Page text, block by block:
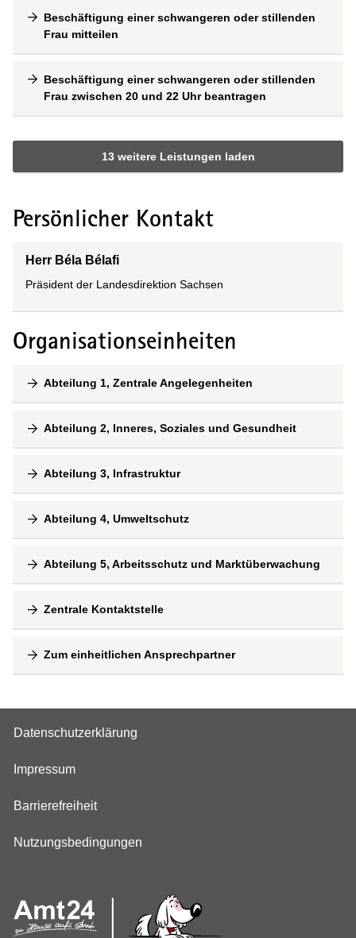
Beschäftigung einer schwangeren oder stillenden
Frau mitteilen
Beschäftigung einer schwangeren oder stillenden
Frau zwischen 20 und 22 Uhr beantragen
13 weitere Leistungen laden
Persönlicher Kontakt
Herr Béla Bélafi
Präsident der Landesdirektion Sachsen
Organisationseinheiten
Abteilung 1, Zentrale Angelegenheiten
Abteilung 2, Inneres, Soziales und Gesundheit
Abteilung 3, Infrastruktur
Abteilung 4, Umweltschutz
Abteilung 5, Arbeitsschutz und Marktüberwachung
Zentrale Kontaktstelle
Zum einheitlichen Ansprechpartner
Datenschutzerklärung
Impressum
Barrierefreiheit
Nutzungsbedingungen